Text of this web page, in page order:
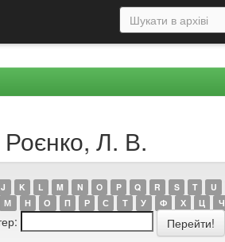
Л. В.
J K L M N O P Q R S T U
М Н О П Р С Т У Ф Х Ц Ч